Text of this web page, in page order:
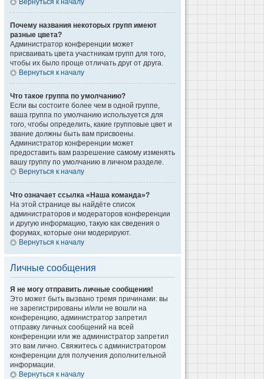
Вернуться к началу
Почему названия некоторых групп имеют
разные цвета?
Администратор конференции может
присваивать цвета участникам групп для того,
чтобы их было проще отличать друг от друга.
Вернуться к началу
Что такое группа по умолчанию?
Если вы состоите более чем в одной группе,
ваша группа по умолчанию используется для
того, чтобы определить, какие групповые цвет и
звание должны быть вам присвоены.
Администратор конференции может
предоставить вам разрешение самому изменять
вашу группу по умолчанию в личном разделе.
Вернуться к началу
Что означает ссылка «Наша команда»?
На этой странице вы найдёте список
администраторов и модераторов конференции
и другую информацию, такую как сведения о
форумах, которые они модерируют.
Вернуться к началу
Личные сообщения
Я не могу отправить личные сообщения!
Это может быть вызвано тремя причинами: вы
не зарегистрированы и/или не вошли на
конференцию, администратор запретил
отправку личных сообщений на всей
конференции или же администратор запретил
это вам лично. Свяжитесь с администратором
конференции для получения дополнительной
информации.
Вернуться к началу